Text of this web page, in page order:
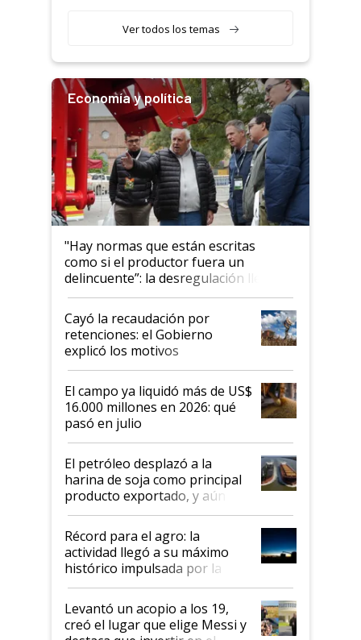
Ver todos los temas
Economía y política
"Hay normas que están escritas
como si el productor fuera un
delincuente”: la desregulación llegó
al Congreso Aapresid y hasta se
habló del financiamiento al IPCVA
Cayó la recaudación por
retenciones: el Gobierno
explicó los motivos
El campo ya liquidó más de US$
16.000 millones en 2026: qué
pasó en julio
El petróleo desplazó a la
harina de soja como principal
producto exportado, y aún así
el agro aportó casi seis de cada
diez dólares y sostuvo el
liderazgo en un semestre
récord
Récord para el agro: la
actividad llegó a su máximo
histórico impulsada por la
cosecha y las exportaciones
Levantó un acopio a los 19,
creó el lugar que elige Messi y